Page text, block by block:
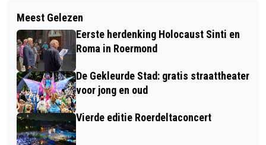
DORPSRAAD SWALMEN ZOEKT
VRIJWILLIGERS VOOR ONDERHOUD
ZJWAAMVALLEI
DIERENAMBULANCE MIDDEN LIMBURG
ZOEKT BAASJE VAN JONGE KATER
Meest Gelezen
Eerste herdenking Holocaust Sinti en
Roma in Roermond
De Gekleurde Stad: gratis straattheater
voor jong en oud
Vierde editie Roerdeltaconcert